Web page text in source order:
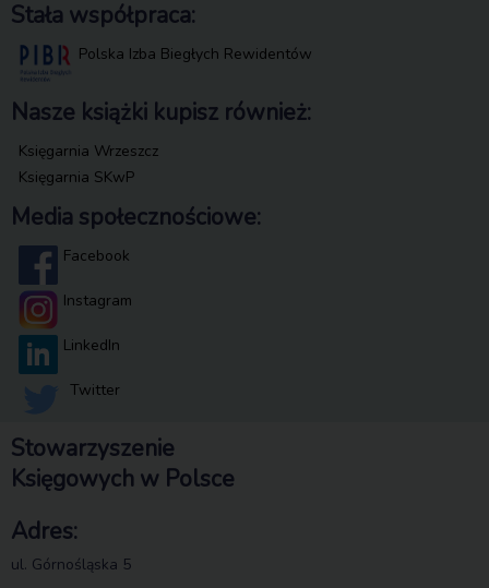
Stała współpraca:
Polska Izba Biegłych Rewidentów
Nasze książki kupisz również:
Księgarnia Wrzeszcz
Księgarnia SKwP
Media społecznościowe:
Facebook
Instagram
LinkedIn
Twitter
Stowarzyszenie
Księgowych w Polsce
Adres:
ul. Górnośląska 5